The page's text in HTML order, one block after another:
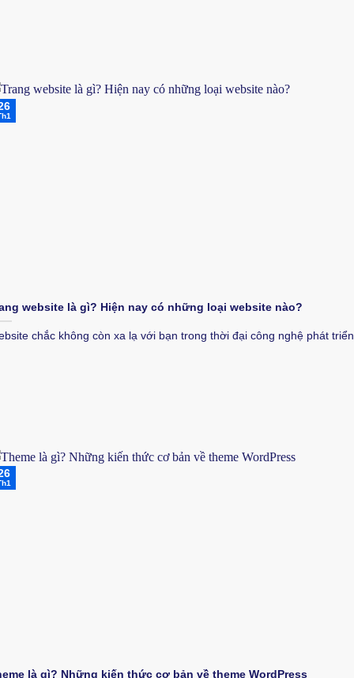
website là gì? Hiện nay có những loại website nào?
chắc không còn xa lạ với bạn trong thời đại công nghệ phát
là gì? Những kiến thức cơ bản về theme WordPress